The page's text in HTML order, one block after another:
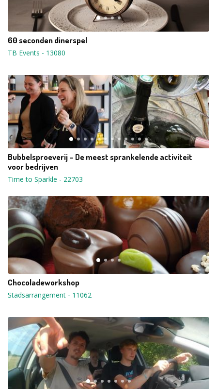
60 seconden dinerspel
TB Events - 13080
Bubbelsproeverij – De meest sprankelende activiteit
voor bedrijven
Time to Sparkle - 22703
Chocoladeworkshop
Stadsarrangement - 11062